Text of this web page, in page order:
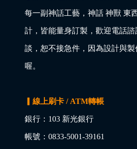
每一副神話工藝，神話 神獸 東
計，皆能量身訂製，歡迎電話
談，恕不接急件，因為設計與
喔。
▎線上刷卡 / ATM轉帳
銀行：103 新光銀行
帳號：0833-5001-39161